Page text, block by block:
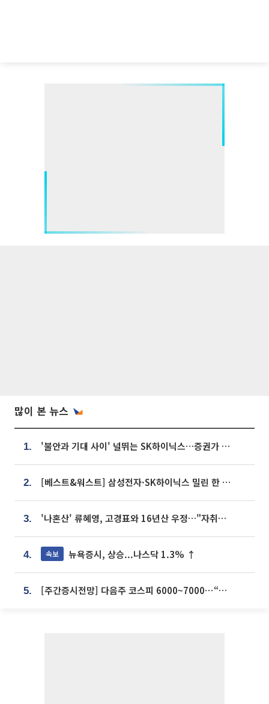
많이 본 뉴스
1. '불안과 기대 사이' 널뛰는 SK하이닉스…증권가 "HBM4·LTA 기반 펀터멘털 견고"
2. [베스트&워스트] 삼성전자·SK하이닉스 밀린 한 주…상상인증권은 85% 급등
3. '나혼산' 류혜영, 고경표와 16년산 우정…"자취방서 부모님과 마주쳐"
4. 속보 뉴욕증시, 상승...나스닥 1.3% ↑
5. [주간증시전망] 다음주 코스피 6000~7000⋯“外人 수급은 정책이 변수”